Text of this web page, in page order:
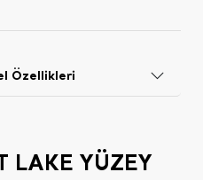
Özellikleri
LAKE YÜZEY